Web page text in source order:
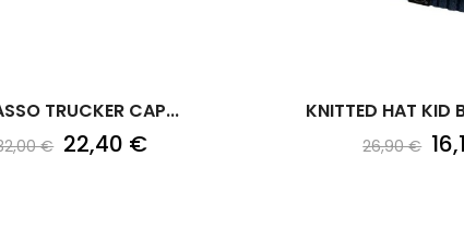
TRUCKER CAP...
€ 22,40 €
KNITTED HAT KID
26,90 €